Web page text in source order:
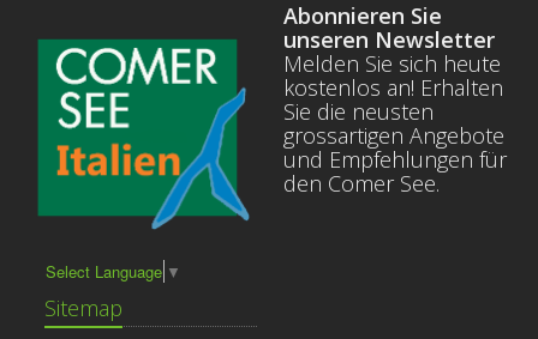
Select Language ▼
Sitemap
Abonnieren Sie
unseren Newsletter
Melden Sie sich heute
kostenlos an! Erhalten
Sie die neusten
grossartigen Angebote
und Empfehlungen für
den Comer See.